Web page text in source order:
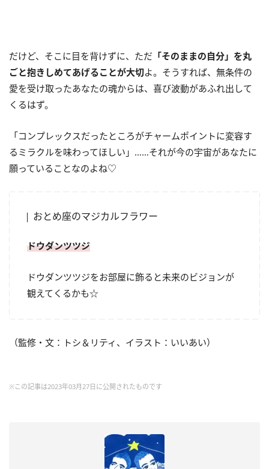
だけど、そこに目を背けずに、ただ 「そのままの自分」を丸
ごと抱きしめてあげることが大切よ。そうすれば、無条件の
愛を受け取ったあなたの魂からは、喜び波動があふれ出して
くるはず。
「コンプレックスだったところがチャームポイントに変容す
るミラクルを味わってほしい」……それが今の宇宙があなたに
願っていることなのよね♡
おとめ座のマジカルフラワー
ドウダンツツジ
ドウダンツツジをお部屋に飾ると未来のビジョンが
観えてくるかも☆
（監修・文：トシ＆リティ、イラスト：いいあい）
※この記事は2023年03月27日に公開されたものです